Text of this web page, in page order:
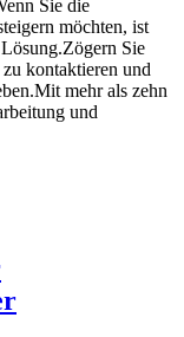
Sie die
möchten, ist
Sie
kontaktieren und
mehr als zehn
und